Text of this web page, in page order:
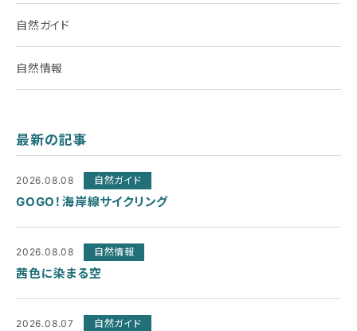
自然ガイド
自然情報
最新の記事
2026.08.08 自然ガイド
GOGO！海岸線サイクリング
2026.08.08 自然情報
茜色に染まる空
2026.08.07 自然ガイド